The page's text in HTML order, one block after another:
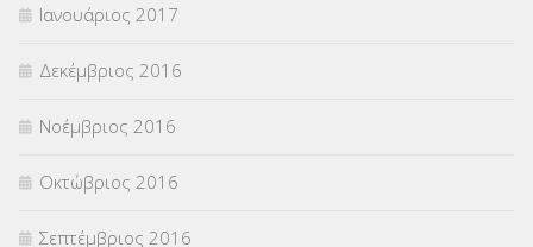
Ιανουάριος 2017
Δεκέμβριος 2016
Νοέμβριος 2016
Οκτώβριος 2016
Σεπτέμβριος 2016